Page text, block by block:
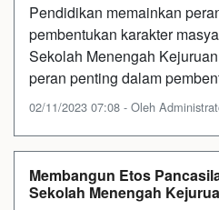
Pendidikan memainkan
pembentukan karakter
Sekolah Menengah
peran penting dalam
02/11/2023 07:08 - Oleh
Membangun Etos
Sekolah Menengah